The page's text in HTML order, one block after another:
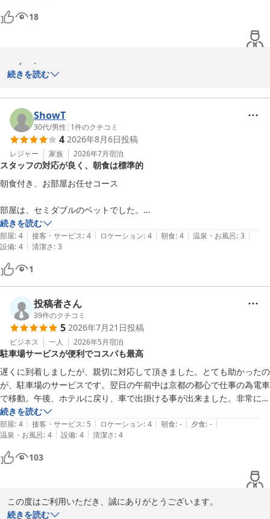
18
     ,     .
         .
          .
   .
アーバンホテル京都
2026-08-03
続きを読む
ShowT
30代/男性 | 1件のクチコミ
4 2026年8月6日投稿
レジャー 家族 2026年7月宿泊
スタッフの対応が良く、朝食は標準的
朝食付き、お部屋お任せコース
部屋は、セミダブルのベットでした。
基本、寝る以外あまりしないので、まぁ充分かな。
朝食バイキングのおばんざいってのを期待してたが、思ったより。
全体的によくある、ビジホの朝食よりちょい良いかな！って感じ。
続きを読む
部屋: 4 | 接客・サービス: 4 | ロケーション: 4 | 朝食: 4 | 温泉・お風呂: 3 |
設備: 4 | 清潔さ: 3
1
投稿者さん
39件のクチコミ
5 2026年7月21日投稿
ビジネス 一人 2026年5月宿泊
駐車場サービスが便利でコスパも最高
遅くに到着しましたが、親切に対応して頂きました。とても助かったの
が、駐車場のサービスです。翌日の午前中は京都の都心で仕事の為電車
で移動。午後、ホテルに戻り、車で出掛ける事が出来ました。非常に助
かり、ありがたかったです。価格面も、サービス面含め、コスパが良い
と感じました。
続きを読む
部屋: 4 | 接客・サービス: 5 | ロケーション: 4 | 朝食: - | 夕食: - |
温泉・お風呂: 4 | 設備: 4 | 清潔さ: 4
103
この度はご利用いただき、誠にありがとうございます。
続きを読む